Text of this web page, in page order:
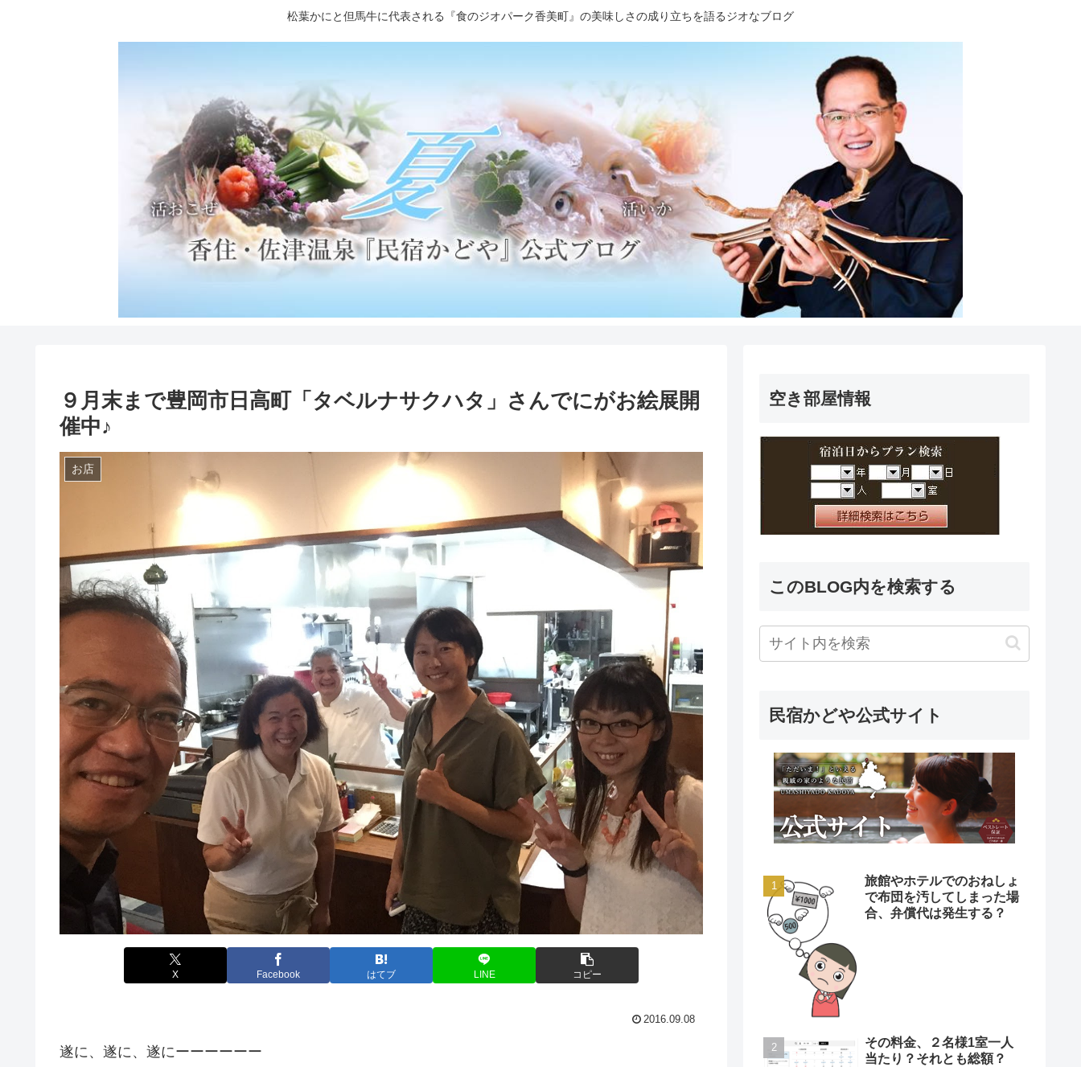
松葉かにと但馬牛に代表される『食のジオパーク香美町』の美味しさの成り立ちを語るジオなブログ
９月末まで豊岡市日高町「タベルナサクハタ」さんでにがお絵展開
催中♪
お店
X Facebook はてブ LINE コピー
2016.09.08
遂に、遂に、遂にーーーーーー
空き部屋情報
このBLOG内を検索する
民宿かどや公式サイト
旅館やホテルでのおねしょ
で布団を汚してしまった場
合、弁償代は発生する？
その料金、２名様1室一人
当たり？それとも総額？